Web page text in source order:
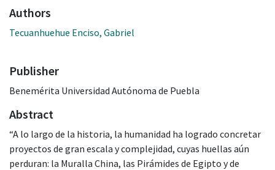
Authors
Tecuanhuehue Enciso, Gabriel
Publisher
Benemérita Universidad Autónoma de Puebla
Abstract
“A lo largo de la historia, la humanidad ha logrado concretar
proyectos de gran escala y complejidad, cuyas huellas aún
perduran: la Muralla China, las Pirámides de Egipto y de